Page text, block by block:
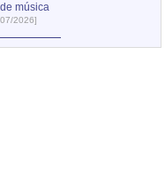
música
2026]